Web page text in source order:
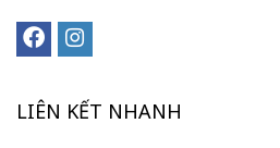
LIÊN KẾT NHANH